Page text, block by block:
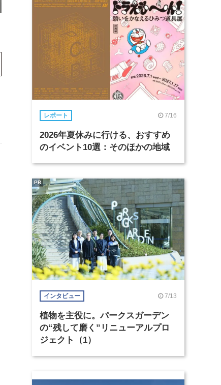
レポート 7/16
2026年夏休みに行ける、おすすめ
のイベント10選：そのほかの地域
インタビュー 7/13
植物を主役に。パークスガーデン
の“残して磨く”リニューアルプロ
ジェクト（1）
PR